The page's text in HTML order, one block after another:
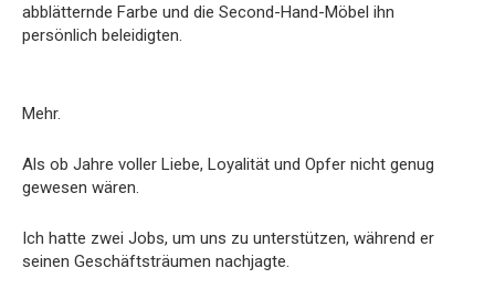
abblätternde Farbe und die Second-Hand-Möbel ihn
persönlich beleidigten.
Mehr.
Als ob Jahre voller Liebe, Loyalität und Opfer nicht genug
gewesen wären.
Ich hatte zwei Jobs, um uns zu unterstützen, während er
seinen Geschäftsträumen nachjagte.